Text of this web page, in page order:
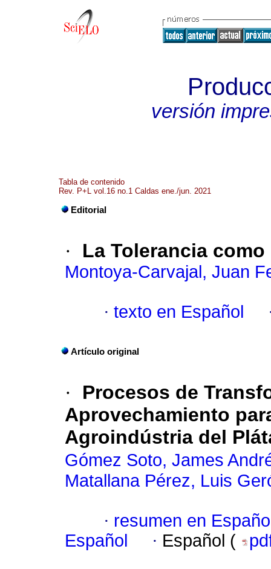
versión
Tabla de contenido
Rev. P+L vol.16 no.1 Caldas ene./jun. 2021
Editorial
· La Tolerancia
Montoya-Carvajal, Juan
· texto en Español
Artículo original
·
Procesos de
Aprovechamiento
Agroindústria del
Gómez Soto, James
Matallana Pérez, Luis
· resumen en
Español
· Español (